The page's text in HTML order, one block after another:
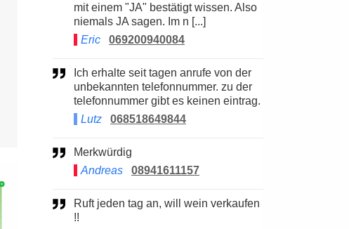
mit einem "JA" bestätigt wissen. Also
niemals JA sagen. Im n [...]
Eric
069200940084
unbekannten telefonnummer. zu der
telefonnummer gibt es keinen eintrag.
Lutz
068518649844
Merkwürdig
Andreas
08941611157
Ruft jeden tag an, will wein verkaufen
!!